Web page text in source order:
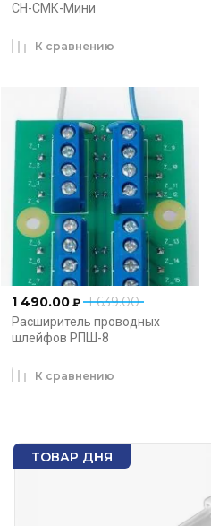
ТОВАР ДНЯ
СН-СМК-Мини
К сравнению
1 639.00
1 490.00 ₽
Расширитель проводных
шлейфов РПШ-8
К сравнению